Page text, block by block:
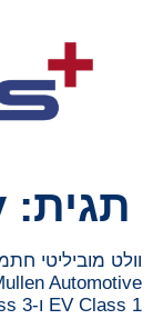
תגית:
EV Class 1 ו-Class 3